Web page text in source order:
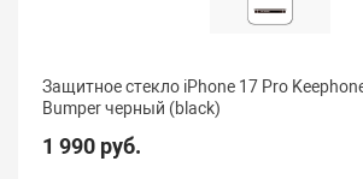
Защитное стекло iPhone 17 Pro
Bumper черный (black)
1 990 руб.